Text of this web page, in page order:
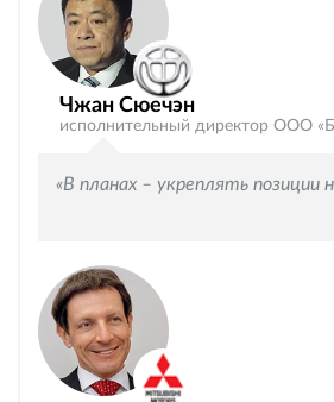
Чжан Сюечэн
исполнительный директор ООО
«В планах – укреплять позиции